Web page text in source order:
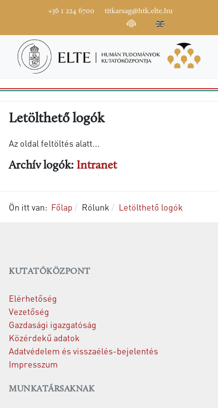
+36 1 224 6700 titkarsag@htk.elte.hu
Letölthető logók
Az oldal feltöltés alatt...
Archív logók: Intranet
Ön itt van: Főlap Rólunk Letölthető logók
KUTATÓKÖZPONT
Elérhetőség
Vezetőség
Gazdasági igazgatóság
Közérdekű adatok
Adatvédelem és visszaélés-bejelentés
Impresszum
MUNKATÁRSAKNAK